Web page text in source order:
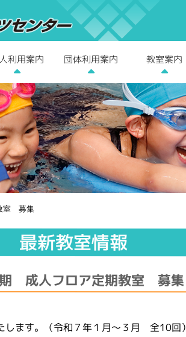
利用案内 団体利用案内 教室案内
室 募集
最新教室情報
成人フロア定期教室 募集
ます。（令和７年１月～３月 全10回）